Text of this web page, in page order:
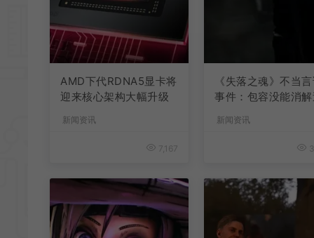
AMD下代RDNA5显卡将
迎来核心架构大幅升级
新闻资讯
7,167
《失落之魂》不当
事件：包容没能消
新闻资讯